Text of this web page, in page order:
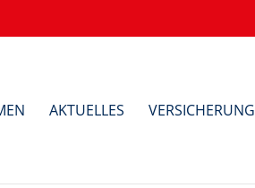
AKTUELLES VERSICHERUNG